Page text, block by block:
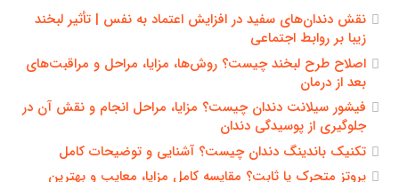
نقش دندان‌های سفید در افزایش اعتماد به نفس | تأثیر لبخند
زیبا بر روابط اجتماعی
اصلاح طرح لبخند چیست؟ روش‌ها، مزایا، مراحل و مراقبت‌های
بعد از درمان
فیشور سیلانت دندان چیست؟ مزایا، مراحل انجام و نقش آن در
جلوگیری از پوسیدگی دندان
تکنیک باندینگ دندان چیست؟ آشنایی و توضیحات کامل
پروتز متحرک یا ثابت؟ مقایسه کامل مزایا، معایب و بهترین